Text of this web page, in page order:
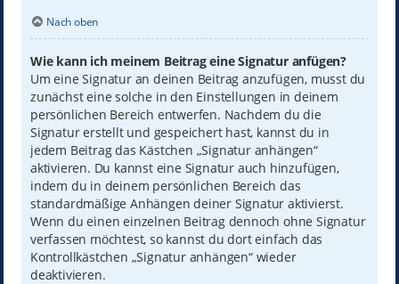
Nach oben
Wie kann ich meinem Beitrag eine Signatur anfügen?
Um eine Signatur an deinen Beitrag anzufügen, musst du
zunächst eine solche in den Einstellungen in deinem
persönlichen Bereich entwerfen. Nachdem du die
Signatur erstellt und gespeichert hast, kannst du in
jedem Beitrag das Kästchen „Signatur anhängen“
aktivieren. Du kannst eine Signatur auch hinzufügen,
indem du in deinem persönlichen Bereich das
standardmäßige Anhängen deiner Signatur aktivierst.
Wenn du einen einzelnen Beitrag dennoch ohne Signatur
verfassen möchtest, so kannst du dort einfach das
Kontrollkästchen „Signatur anhängen“ wieder
deaktivieren.